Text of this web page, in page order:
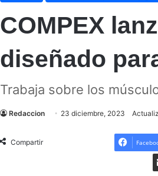
COMPEX
diseñado
Trabaja sobre los
Redaccion 23 diciembre, 2023
Compartir